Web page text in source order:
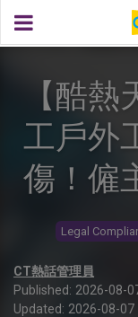
【酷
工戶外
傷！僱
Legal
CT熱話管理員
Published: 2026-08-
Updated: 2026-08-07